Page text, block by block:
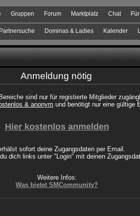
Chat
Marktplatz
Forum
Gruppen
Kalender
Dominas & Ladies
Partnersuche
Anmeldung nötig
sind nur für registierte Mitglieder
& anonym und benötigt nur eine gültige
Hier kostenlos anmelden
sofort deine Zugangsdaten per Email.
dich links unter "Login" mit deinen
Weitere Infos:
Was bietet SMCommunity?